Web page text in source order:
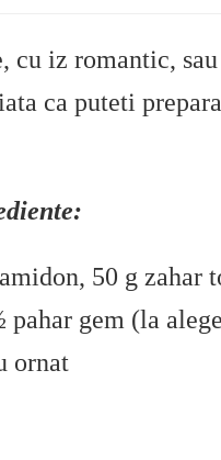
cu iz romantic,
ca puteti
50 g
gem (la
ornat